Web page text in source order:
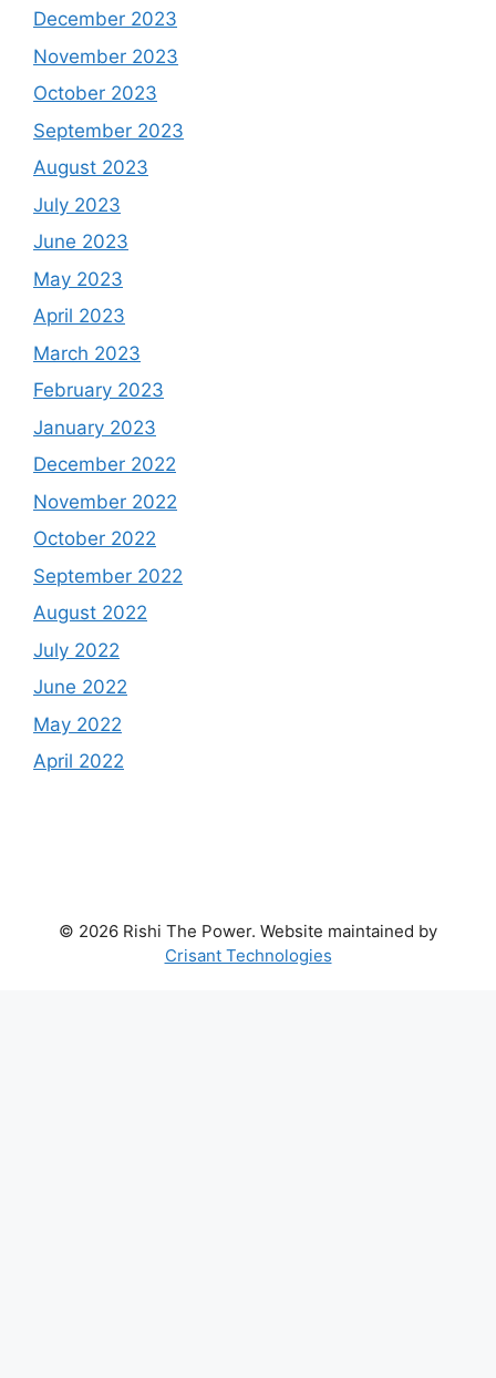
December 2023
November 2023
October 2023
September 2023
August 2023
July 2023
June 2023
May 2023
April 2023
March 2023
February 2023
January 2023
December 2022
November 2022
October 2022
September 2022
August 2022
July 2022
June 2022
May 2022
April 2022
© 2026 Rishi The Power. Website maintained by
Crisant Technologies